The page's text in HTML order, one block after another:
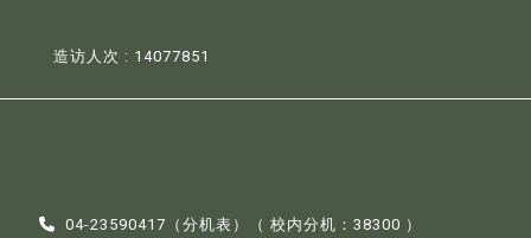
造访人次 : 14077851
04-23590417（分机表 ）（ 校内分机：38300 ）